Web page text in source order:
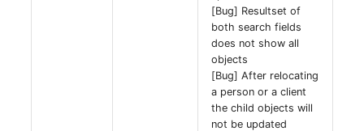
[Bug] Resultset of
both search fields
does not show all
objects
[Bug] After relocating
a person or a client
the child objects will
not be updated